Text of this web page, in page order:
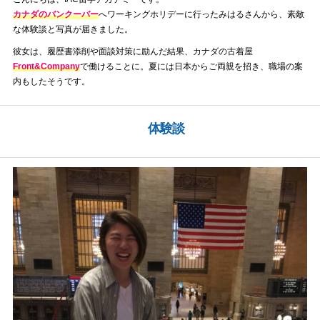
カナダのバンクーバーへワーキングホリデーに行ったみはるさんから、素敵
な体験談と写真が届きました。
彼女は、履歴書添削や面談対策に励んだ結果、カナダの古着屋
Front&Companyで働けることに。夏には日本からご両親を招き、職場の案
内もしたそうです。
体験談